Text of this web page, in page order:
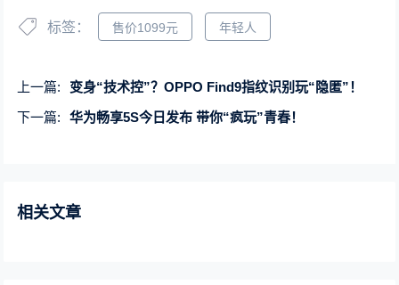
标签： 售价1099元 年轻人
上一篇:
变身“技术控”？OPPO Find9指纹识别玩“隐匿”！
下一篇:
华为畅享5S今日发布 带你“疯玩”青春！
相关文章